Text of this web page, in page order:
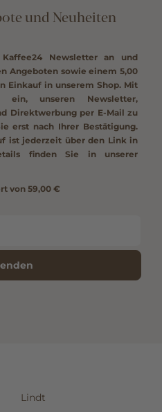
und Neuheiten
Newsletter an und
Angeboten sowie einem 5,00
Einkauf in unserem Shop. Mit
ein, unseren Newsletter,
Direktwerbung per E-Mail zu
erst nach Ihrer Bestätigung.
ist jederzeit über den Link in
finden Sie in unserer
von 59,00 €
Lindt